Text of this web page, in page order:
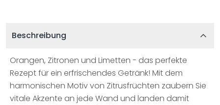
Beschreibung
Orangen, Zitronen und Limetten - das perfekte
Rezept für ein erfrischendes Getränk! Mit dem
harmonischen Motiv von Zitrusfrüchten zaubern Sie
vitale Akzente an jede Wand und landen damit